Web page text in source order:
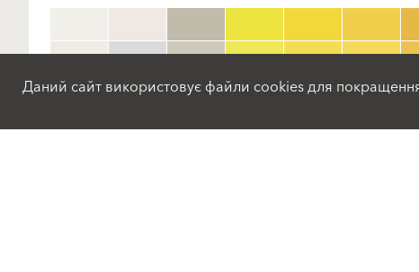
Даний сайт використовує файли cookies для